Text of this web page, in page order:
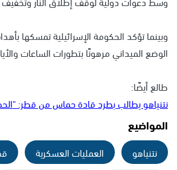
وبينما تؤكد الحكومة الإسرائيلية تمسكها
الوضع الميداني مرهونًا بتطورات الساعات
طالع أيضًا:
نتنياهو يطالب بطرد قادة حماس من قطر:
المواضيع
نتنياهو العمليات العسكرية